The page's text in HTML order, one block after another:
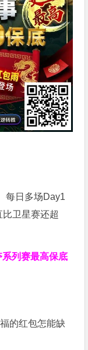
每日多场Day1
比卫星赛还超
列赛最高保底
的红包怎能缺